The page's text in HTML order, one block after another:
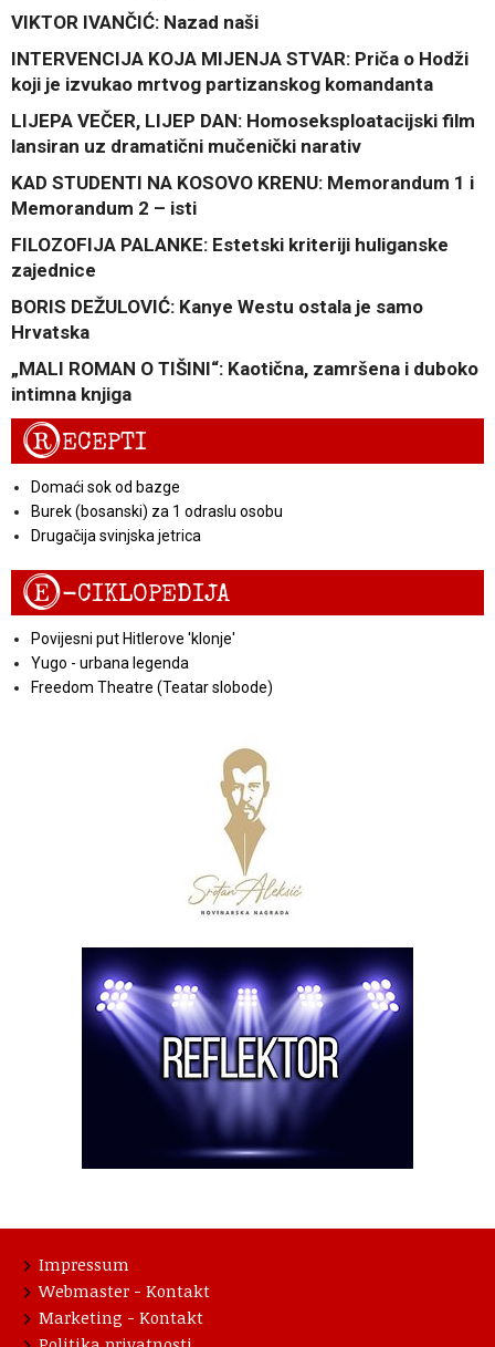
VIKTOR IVANČIĆ: Nazad naši
INTERVENCIJA KOJA MIJENJA STVAR: Priča o Hodži
koji je izvukao mrtvog partizanskog komandanta
LIJEPA VEČER, LIJEP DAN: Homoseksploatacijski film
lansiran uz dramatični mučenički narativ
KAD STUDENTI NA KOSOVO KRENU: Memorandum 1 i
Memorandum 2 – isti
FILOZOFIJA PALANKE: Estetski kriteriji huliganske
zajednice
BORIS DEŽULOVIĆ: Kanye Westu ostala je samo
Hrvatska
„MALI ROMAN O TIŠINI“: Kaotična, zamršena i duboko
intimna knjiga
RECEPTI
Domaći sok od bazge
Burek (bosanski) za 1 odraslu osobu
Drugačija svinjska jetrica
E-CIKLOPEDIJA
Povijesni put Hitlerove 'klonje'
Yugo - urbana legenda
Freedom Theatre (Teatar slobode)
Impressum
Webmaster - Kontakt
Marketing - Kontakt